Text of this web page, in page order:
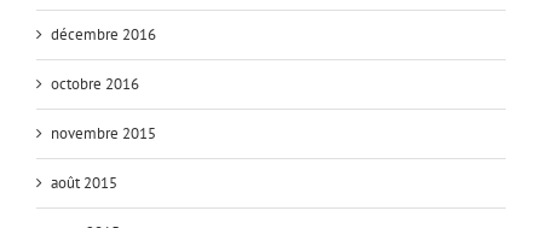
décembre 2016
octobre 2016
novembre 2015
août 2015